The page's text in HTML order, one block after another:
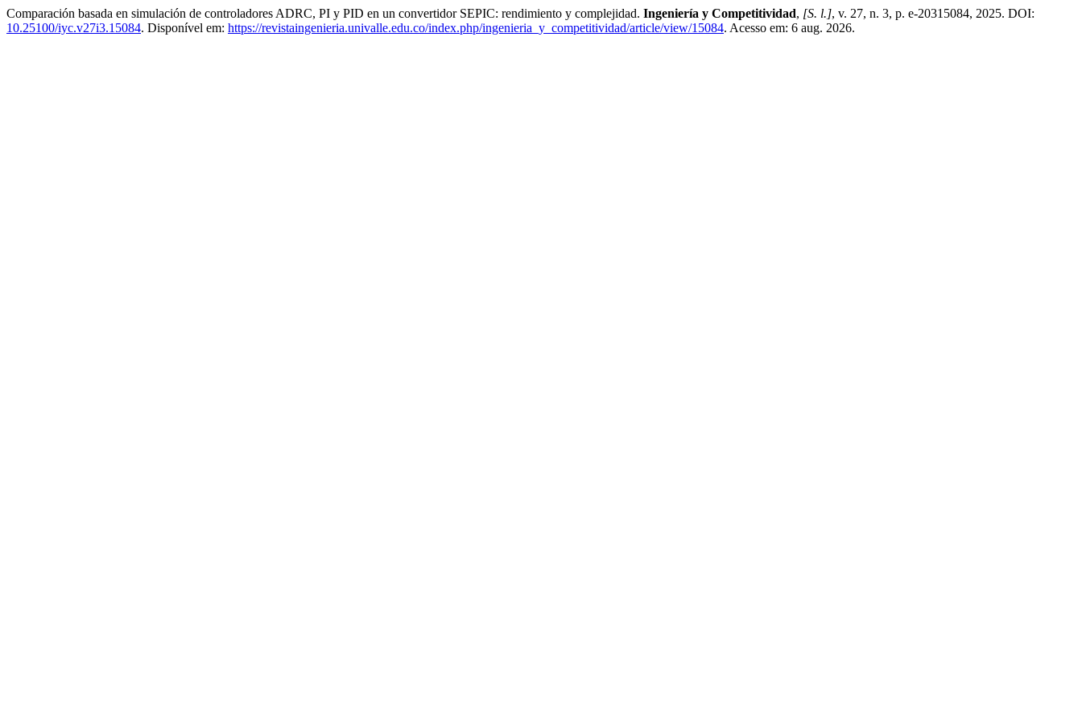
Comparación basada en simulación de controladores ADRC, PI y PID en un convertidor SEPIC: rendimiento y complejidad. Ingeniería y Competitividad, [S. l.], v. 27, n. 3, p. e-20315084, 2025. DOI:
10.25100/iyc.v27i3.15084. Disponível em: https://revistaingenieria.univalle.edu.co/index.php/ingenieria_y_competitividad/article/view/15084. Acesso em: 6 aug. 2026.